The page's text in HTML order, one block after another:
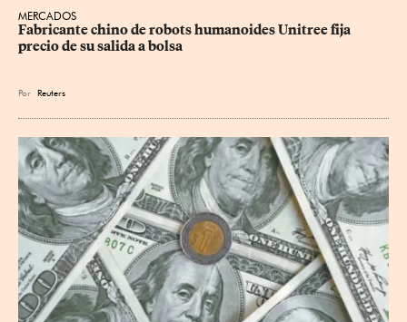
MERCADOS
Fabricante chino de robots humanoides Unitree fija
precio de su salida a bolsa
Por Reuters